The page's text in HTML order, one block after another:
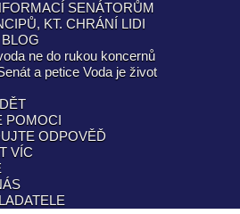
SENÁTORŮM
KT. CHRÁNÍ LIDI
ne do rukou koncernů
a petice Voda je život
POMOCI
ODPOVĚĎ
VÍC